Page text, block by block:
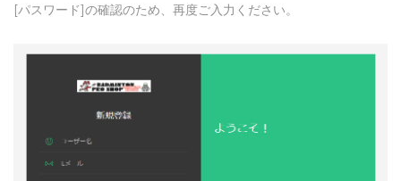
[パスワード]の確認のため、再度ご入力ください。